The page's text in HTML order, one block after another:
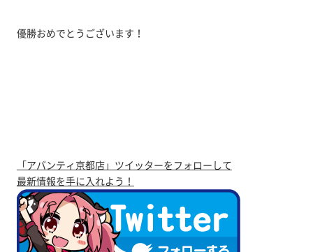
優勝おめでとうございます！
「アバンティ京都店」ツイッターをフォローして
最新情報を手に入れよう！